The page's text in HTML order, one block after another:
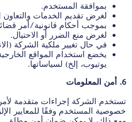
بموافقة المستخدم.
لغرض تقديم الخدمات والتعاون
بموجب أحكام قانونية/أمر
لغرض منع الضرر أو الاحتيال.
في حال تغيير ملكية الشركة
يخضع استخدام المواقع
يوتيوب، إلخ) لسياساتها.
6. أمن المعلومات
تستخدم الشركة إجراءات متقدمة